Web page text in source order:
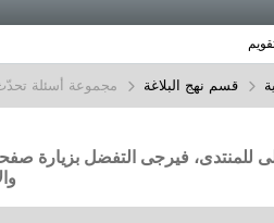
قسم نهج البلاغة مجموعة أسئلة تحدّث
للمنتدى، فيرجى التفضل بزيارة